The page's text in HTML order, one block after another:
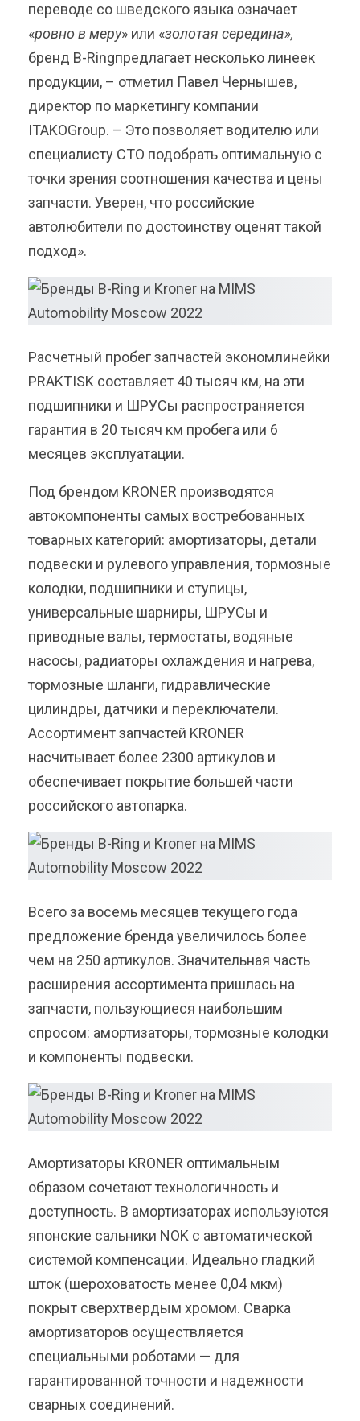
переводе со шведского языка означает
«ровно в меру» или «золотая середина»,
бренд B-Ringпредлагает несколько линеек
продукции, – отметил Павел Чернышев,
директор по маркетингу компании
ITAKOGroup. – Это позволяет водителю или
специалисту СТО подобрать оптимальную с
точки зрения соотношения качества и цены
запчасти. Уверен, что российские
автолюбители по достоинству оценят такой
подход».
Расчетный пробег запчастей экономлинейки
PRAKTISK составляет 40 тысяч км, на эти
подшипники и ШРУСы распространяется
гарантия в 20 тысяч км пробега или 6
месяцев эксплуатации.
Под брендом KRONER производятся
автокомпоненты самых востребованных
товарных категорий: амортизаторы, детали
подвески и рулевого управления, тормозные
колодки, подшипники и ступицы,
универсальные шарниры, ШРУСы и
приводные валы, термостаты, водяные
насосы, радиаторы охлаждения и нагрева,
тормозные шланги, гидравлические
цилиндры, датчики и переключатели.
Ассортимент запчастей KRONER
насчитывает более 2300 артикулов и
обеспечивает покрытие большей части
российского автопарка.
Всего за восемь месяцев текущего года
предложение бренда увеличилось более
чем на 250 артикулов. Значительная часть
расширения ассортимента пришлась на
запчасти, пользующиеся наибольшим
спросом: амортизаторы, тормозные колодки
и компоненты подвески.
Амортизаторы KRONER оптимальным
образом сочетают технологичность и
доступность. В амортизаторах используются
японские сальники NOK с автоматической
системой компенсации. Идеально гладкий
шток (шероховатость менее 0,04 мкм)
покрыт сверхтвердым хромом. Сварка
амортизаторов осуществляется
специальными роботами — для
гарантированной точности и надежности
сварных соединений.